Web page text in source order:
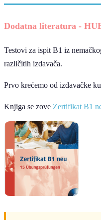
Dodatna literatura -
Testovi za ispit B1 iz
različitih izdavača.
Prvo krećemo od izdavačke
Knjiga se zove Zertifikat B1